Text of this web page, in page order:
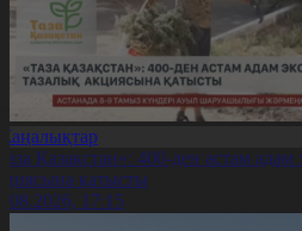
Қазақстан»: 400-ден астам адам
қатысты
17:15